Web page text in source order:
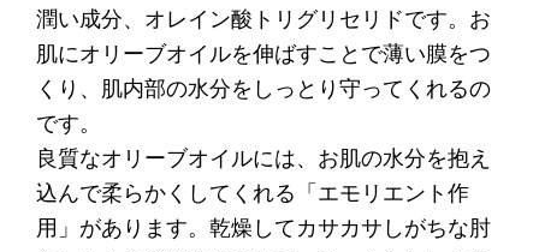
潤い成分、オレイン酸トリグリセリドです。お
肌にオリーブオイルを伸ばすことで薄い膜をつ
くり、肌内部の水分をしっとり守ってくれるの
です。
良質なオリーブオイルには、お肌の水分を抱え
込んで柔らかくしてくれる「エモリエント作
用」があります。乾燥してカサカサしがちな肘